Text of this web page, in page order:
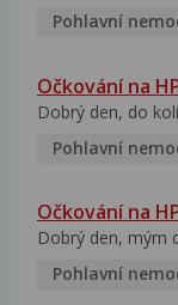
Pohlavní
Očkování na
Dobrý den, do
Pohlavní
Očkování na
Dobrý den, mým
Pohlavní